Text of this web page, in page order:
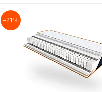
–21%